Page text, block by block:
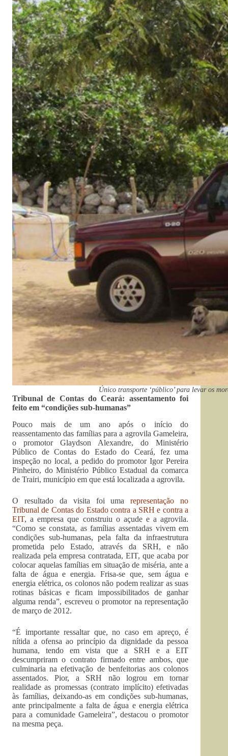
Único transporte ‘público’ para levar os
Tribunal de Contas do Ceará: assentamento foi
feito em “condições sub-humanas”
Pouco mais de um ano após o início do
reassentamento das famílias para a agrovila Gameleira,
o promotor Glaydson Alexandre, do Ministério
Público de Contas do Estado do Ceará, fez uma
inspeção no local, a pedido do promotor Igor Pereira
Pinheiro, do Ministério Público Estadual da comarca
de Trairi, município em que está localizada a agrovila.
O resultado da visita foi umarepresentação no
Tribunal de Contas do Estado contra a SRH e contra a
EIT, a empresa que construiu o açude e a agrovila.
“Como se constata, as famílias assentadas vivem em
condições sub-humanas, pela falta da infraestrutura
prometida pelo Estado, através da SRH, e não
realizada pela empresa contratada, EIT, que acaba por
colocar aquelas famílias em situação de miséria, ante a
falta de água e energia. Frisa-se que, sem água e
energia elétrica, os colonos não podem realizar as suas
rotinas básicas e ficam impossibilitados de ganhar
alguma renda”, escreveu o promotor na representação
de março de 2012.
“É importante ressaltar que, no caso em apreço, é
nítida a ofensa ao princípio da dignidade da pessoa
humana, tendo em vista que a SRH e a EIT
descumpriram o contrato firmado entre ambos, que
culminaria na efetivação de benfeitorias aos colonos
assentados. Pior, a SRH não logrou em tornar
realidade as promessas (contrato implícito) efetivadas
às famílias, deixando-as em condições sub-humanas,
ante principalmente a falta de água e energia elétrica
para a comunidade Gameleira”, destacou o promotor
na mesma peça.